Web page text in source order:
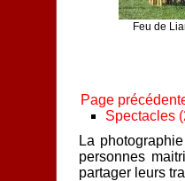
Feu de
Page
Spectacles
La
personnes
partager leurs